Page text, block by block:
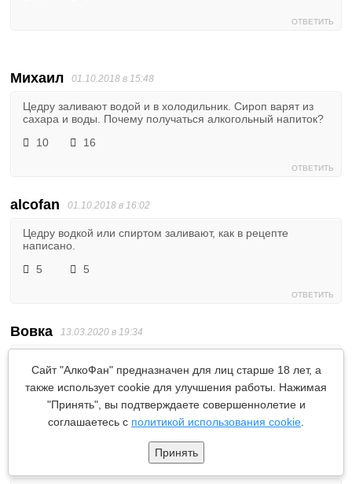
Сайт "АлкоФан" предназначен для лиц старше 18 лет, а
также использует cookie для улучшения работы. Нажимая
"Принять", вы подтверждаете совершеннолетие и
соглашаетесь с политикой использования cookie
Принять
ОТВЕТИТЬ
Михаил 01.10.2018 в 15:48
Цедру заливают водой и в холодильник. Сироп варят из
сахара и воды. Почему получаться алкогольный напиток?
10
16
ОТВЕТИТЬ
alcofan 01.10.2018 в 16:02
Цедру водкой или спиртом заливают, как в рецепте
написано.
5
5
ОТВЕТИТЬ
Вовка 13.03.2020 в 19:34
1
3
ОТВЕТИТЬ